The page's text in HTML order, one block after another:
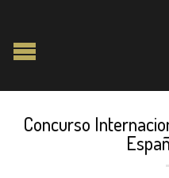
Concurso